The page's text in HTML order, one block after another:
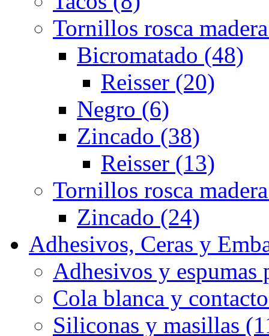
Tornillos rosca
Bicromatado (48)
Reisser (20)
Negro (6)
Zincado (38)
Reisser (13)
Tornillos rosca
Zincado (24)
Adhesivos, Ceras y
Adhesivos y
Cola blanca y
Siliconas y masillas